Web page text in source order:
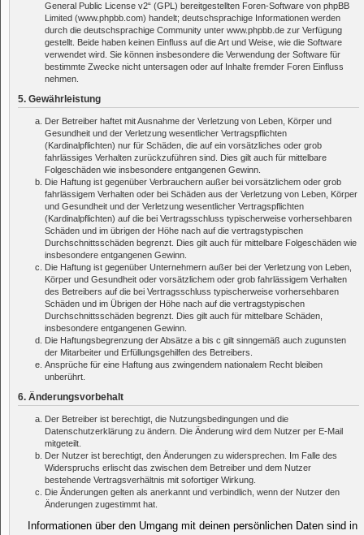
General Public License v2“ (GPL) bereitgestellten Foren-Software von phpBB
Limited (www.phpbb.com) handelt; deutschsprachige Informationen werden
durch die deutschsprachige Community unter www.phpbb.de zur Verfügung
gestellt. Beide haben keinen Einfluss auf die Art und Weise, wie die Software
verwendet wird. Sie können insbesondere die Verwendung der Software für
bestimmte Zwecke nicht untersagen oder auf Inhalte fremder Foren Einfluss
nehmen.
5. Gewährleistung
Der Betreiber haftet mit Ausnahme der Verletzung von Leben, Körper und
Gesundheit und der Verletzung wesentlicher Vertragspflichten
(Kardinalpflichten) nur für Schäden, die auf ein vorsätzliches oder grob
fahrlässiges Verhalten zurückzuführen sind. Dies gilt auch für mittelbare
Folgeschäden wie insbesondere entgangenen Gewinn.
Die Haftung ist gegenüber Verbrauchern außer bei vorsätzlichem oder grob
fahrlässigem Verhalten oder bei Schäden aus der Verletzung von Leben, Körper
und Gesundheit und der Verletzung wesentlicher Vertragspflichten
(Kardinalpflichten) auf die bei Vertragsschluss typischerweise vorhersehbaren
Schäden und im übrigen der Höhe nach auf die vertragstypischen
Durchschnittsschäden begrenzt. Dies gilt auch für mittelbare Folgeschäden wie
insbesondere entgangenen Gewinn.
Die Haftung ist gegenüber Unternehmern außer bei der Verletzung von Leben,
Körper und Gesundheit oder vorsätzlichem oder grob fahrlässigem Verhalten
des Betreibers auf die bei Vertragsschluss typischerweise vorhersehbaren
Schäden und im Übrigen der Höhe nach auf die vertragstypischen
Durchschnittsschäden begrenzt. Dies gilt auch für mittelbare Schäden,
insbesondere entgangenen Gewinn.
Die Haftungsbegrenzung der Absätze a bis c gilt sinngemäß auch zugunsten
der Mitarbeiter und Erfüllungsgehilfen des Betreibers.
Ansprüche für eine Haftung aus zwingendem nationalem Recht bleiben
unberührt.
6. Änderungsvorbehalt
Der Betreiber ist berechtigt, die Nutzungsbedingungen und die
Datenschutzerklärung zu ändern. Die Änderung wird dem Nutzer per E-Mail
mitgeteilt.
Der Nutzer ist berechtigt, den Änderungen zu widersprechen. Im Falle des
Widerspruchs erlischt das zwischen dem Betreiber und dem Nutzer
bestehende Vertragsverhältnis mit sofortiger Wirkung.
Die Änderungen gelten als anerkannt und verbindlich, wenn der Nutzer den
Änderungen zugestimmt hat.
Informationen über den Umgang mit deinen persönlichen Daten sind in